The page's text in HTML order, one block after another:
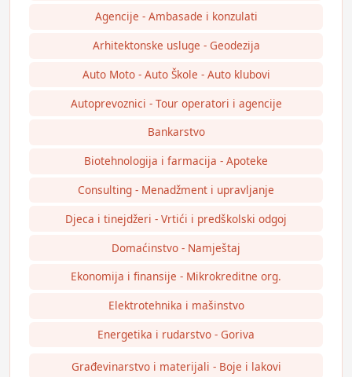
Agencije - Ambasade i konzulati
Arhitektonske usluge - Geodezija
Auto Moto - Auto Škole - Auto klubovi
Autoprevoznici - Tour operatori i agencije
Bankarstvo
Biotehnologija i farmacija - Apoteke
Consulting - Menadžment i upravljanje
Djeca i tinejdžeri - Vrtići i predškolski odgoj
Domaćinstvo - Namještaj
Ekonomija i finansije - Mikrokreditne org.
Elektrotehnika i mašinstvo
Energetika i rudarstvo - Goriva
Građevinarstvo i materijali - Boje i lakovi